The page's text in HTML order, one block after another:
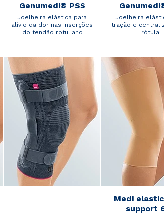
Genumedi® PSS
Joelheira elástica para
alívio da dor nas inserções
do tendão rotuliano
Joelheira
tração e
rótula
Medi
support